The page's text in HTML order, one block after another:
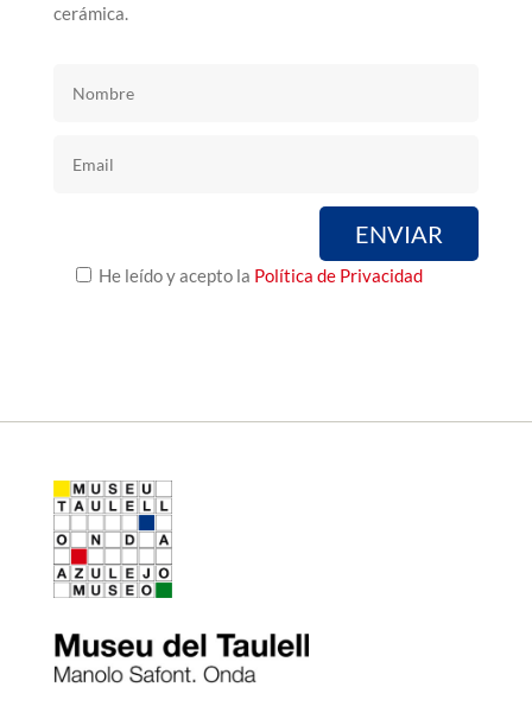
cerámica.
He leído y acepto la Política de Privacidad